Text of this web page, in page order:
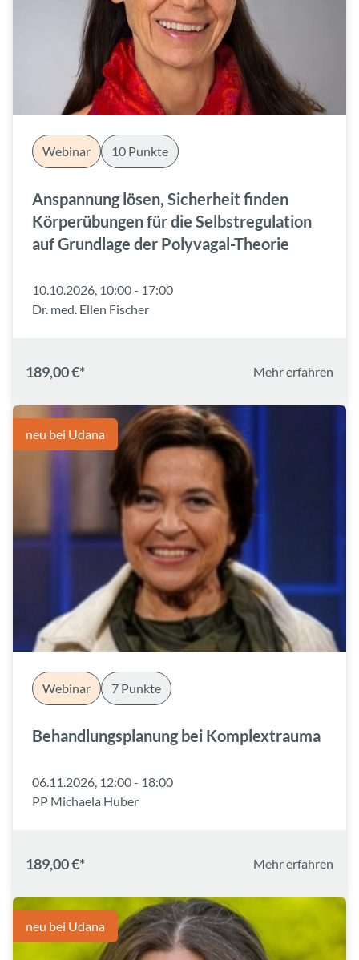
Webinar 10 Punkte
Anspannung lösen, Sicherheit finden
Körperübungen für die Selbstregulation
auf Grundlage der Polyvagal-Theorie
10.10.2026, 10:00 - 17:00
Dr. med. Ellen Fischer
189,00 €* Mehr erfahren
neu bei Udana
Webinar 7 Punkte
Behandlungsplanung bei Komplextrauma
06.11.2026, 12:00 - 18:00
PP Michaela Huber
189,00 €* Mehr erfahren
neu bei Udana